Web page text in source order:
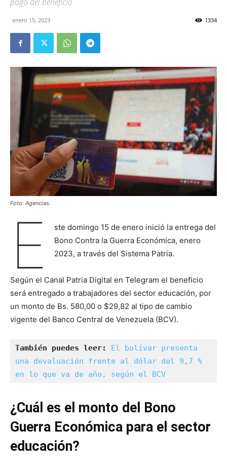
enero 15, 2023 1334
Foto: Agencias.
E
ste domingo 15 de enero inició la entrega del
Bono Contra la Guerra Económica, enero
2023, a través del Sistema Patria.
Según el Canal Patria Digital en Telegram el beneficio
será entregado a trabajadores del sector educación, por
un monto de Bs. 580,00 o $29,82 al tipo de cambio
vigente del Banco Central de Venezuela (BCV).
También puedes leer:
El bolívar presenta
una devaluación frente al dólar del 9,7 %
en lo que va de año, según el BCV
¿Cuál es el monto del Bono
Guerra Económica para el sector
educación?